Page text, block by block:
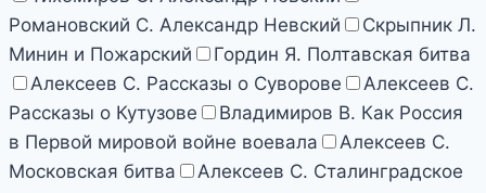
Романовский С. Александр Невский
Скрыпник Л.
Минин и Пожарский
Гордин Я. Полтавская битва
Алексеев С. Рассказы о Суворове
Алексеев С.
Рассказы о Кутузове
Владимиров В. Как Россия
в Первой мировой войне воевала
Алексеев С.
Московская битва
Алексеев С. Сталинградское